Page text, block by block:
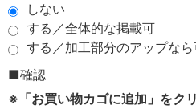
しない
する／全体的な掲載可
する／加工部分のアップな
■確認
※「お買い物カゴに追加」をク